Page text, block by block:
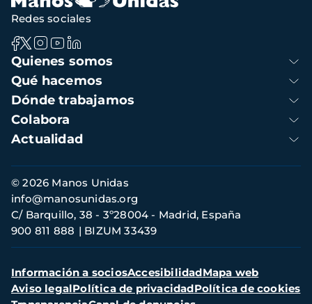
Navegación
principal
Quienes somos
Qué hacemos
Dónde trabajamos
Colabora
Actualidad
Redes sociales
Información
de
contacto
© 2026 Manos Unidas
C/ Barquillo, 38 - 3º28004 - Madrid, España
900 811 888
BIZUM 33439
info@manosunidas.org
Menú
secundario
Información a sociosAccesibilidadMapa web
Aviso legalPolítica de privacidadPolítica de cookies